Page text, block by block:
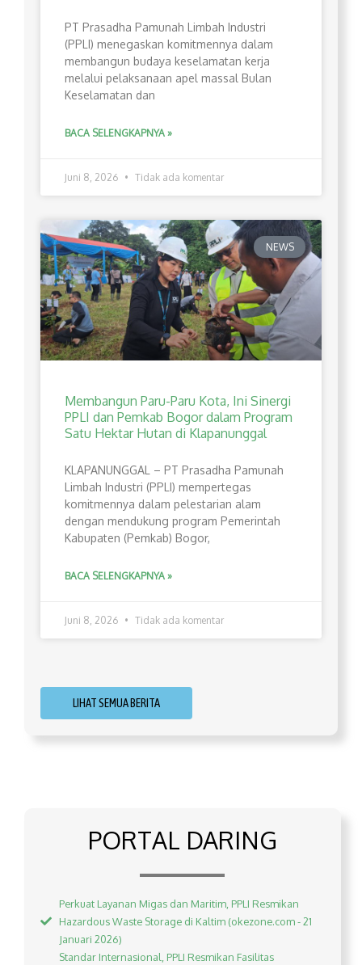
PT Prasadha Pamunah Limbah Industri
(PPLI) menegaskan komitmennya dalam
membangun budaya keselamatan kerja
melalui pelaksanaan apel massal Bulan
Keselamatan dan
BACA SELENGKAPNYA »
Juni 8, 2026 Tidak ada komentar
NEWS
Membangun Paru-Paru Kota, Ini Sinergi
PPLI dan Pemkab Bogor dalam Program
Satu Hektar Hutan di Klapanunggal
​KLAPANUNGGAL – PT Prasadha Pamunah
Limbah Industri (PPLI) mempertegas
komitmennya dalam pelestarian alam
dengan mendukung program Pemerintah
Kabupaten (Pemkab) Bogor,
BACA SELENGKAPNYA »
Juni 8, 2026 Tidak ada komentar
LIHAT SEMUA BERITA
PORTAL DARING
Perkuat Layanan Migas dan Maritim, PPLI Resmikan
Hazardous Waste Storage di Kaltim (okezone.com - 21
Januari 2026)
Standar Internasional, PPLI Resmikan Fasilitas